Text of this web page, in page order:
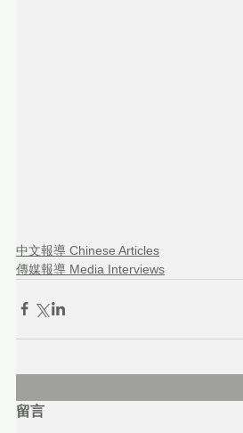
中文報導 Chinese Articles
傳媒報導 Media Interviews
留言